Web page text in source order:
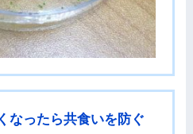
なったら共食いを防ぐ